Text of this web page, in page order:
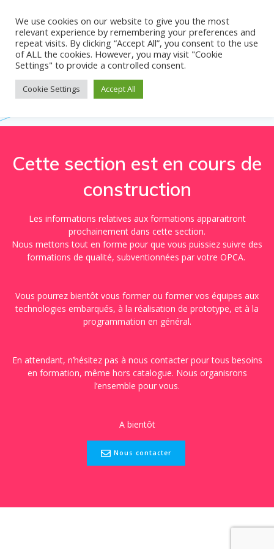
to
content
Formations
Cette section est en cours de
construction
Les informations relatives aux formations apparaitront
prochainement dans cette section.
Nous mettons tout en forme pour que vous puissiez suivre des
formations de qualité, subventionnées par votre OPCA.
Vous pourrez bientôt vous former ou former vos équipes aux
technologies embarqués, à la réalisation de prototype, et à la
programmation en général.
En attendant, n’hésitez pas à nous contacter pour tous besoins
en formation, même hors catalogue. Nous organisrons
l’ensemble pour vous.
A bientôt
Nous contacter
We use cookies on our website to give you the most
relevant experience by remembering your preferences and
repeat visits. By clicking “Accept All”, you consent to the use
of ALL the cookies. However, you may visit "Cookie
Settings" to provide a controlled consent.
Cookie Settings Accept All